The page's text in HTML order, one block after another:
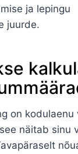
ja lepingu
juurde.
on kodulaenu
näitab sinu